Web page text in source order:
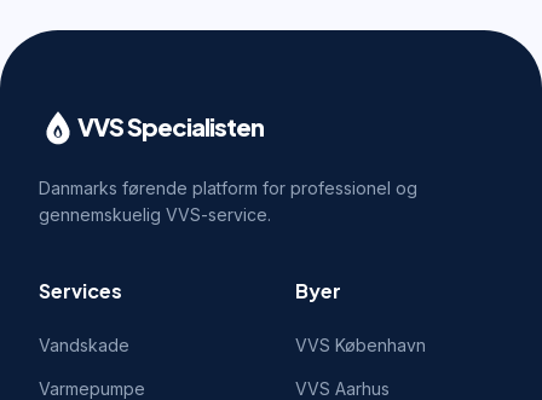
VVS Specialisten
Danmarks førende platform for professionel og
gennemskuelig VVS-service.
Services
Vandskade
Varmepumpe
Byer
VVS København
VVS Aarhus